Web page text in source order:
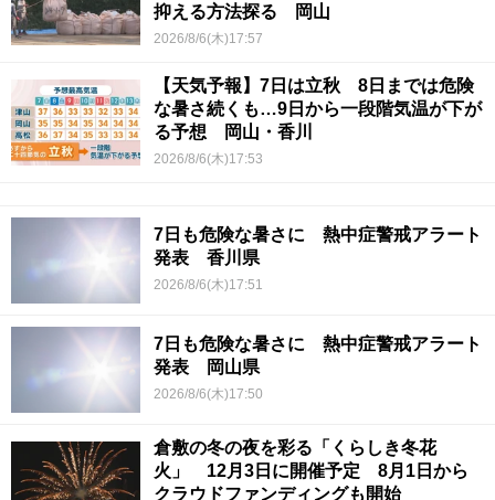
抑える方法探る 岡山
2026/8/6(木)17:57
【天気予報】7日は立秋 8日までは危険
な暑さ続くも…9日から一段階気温が下が
る予想 岡山・香川
2026/8/6(木)17:53
7日も危険な暑さに 熱中症警戒アラート
発表 香川県
2026/8/6(木)17:51
7日も危険な暑さに 熱中症警戒アラート
発表 岡山県
2026/8/6(木)17:50
倉敷の冬の夜を彩る「くらしき冬花
火」 12月3日に開催予定 8月1日から
クラウドファンディングも開始